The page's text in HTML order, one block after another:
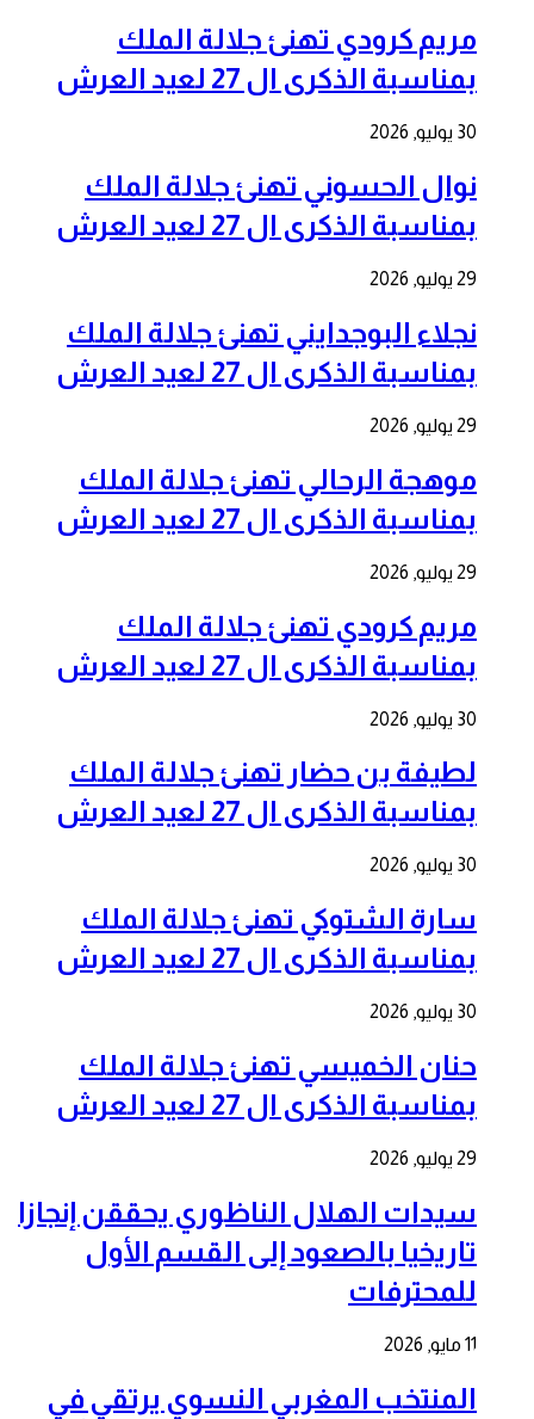
مريم كرودي تهنئ جلالة الملك
بمناسبة الذكرى ال 27 لعيد العرش
30 يوليو, 2026
نوال الحسوني تهنئ جلالة الملك
بمناسبة الذكرى ال 27 لعيد العرش
29 يوليو, 2026
نجلاء البوجدايني تهنئ جلالة الملك
بمناسبة الذكرى ال 27 لعيد العرش
29 يوليو, 2026
موهجة الرحالي تهنئ جلالة الملك
بمناسبة الذكرى ال 27 لعيد العرش
29 يوليو, 2026
مريم كرودي تهنئ جلالة الملك
بمناسبة الذكرى ال 27 لعيد العرش
30 يوليو, 2026
لطيفة بن حضار تهنئ جلالة الملك
بمناسبة الذكرى ال 27 لعيد العرش
30 يوليو, 2026
سارة الشتوكي تهنئ جلالة الملك
بمناسبة الذكرى ال 27 لعيد العرش
30 يوليو, 2026
حنان الخميسي تهنئ جلالة الملك
بمناسبة الذكرى ال 27 لعيد العرش
29 يوليو, 2026
سيدات الهلال الناظوري يحققن إنجازا
تاريخيا بالصعود إلى القسم الأول
للمحترفات
11 مايو, 2026
المنتخب المغربي النسوي يرتقي في